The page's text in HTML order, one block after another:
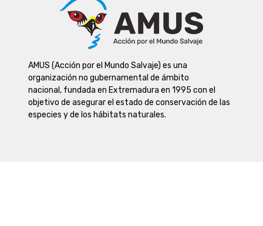
AMUS (Acción por el Mundo Salvaje) es una
organización no gubernamental de ámbito
nacional, fundada en Extremadura en 1995 con el
objetivo de asegurar el estado de conservación de las
especies y de los hábitats naturales.